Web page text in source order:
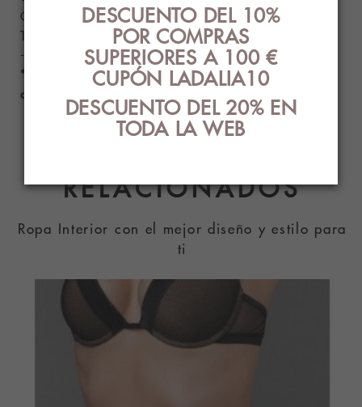
Colores disponibles: negro y dune.
Tallas disponibles: M, L y XL.
------------
* Por motivos de higiene no se admiten
devoluciones de este producto.
RELACIONADOS
Ropa Interior con el mejor diseño y estilo para
ti
DESCUENTO DEL 10%
POR COMPRAS
SUPERIORES A 100 €
CUPÓN LADALIA10
DESCUENTO DEL 20% EN
TODA LA WEB